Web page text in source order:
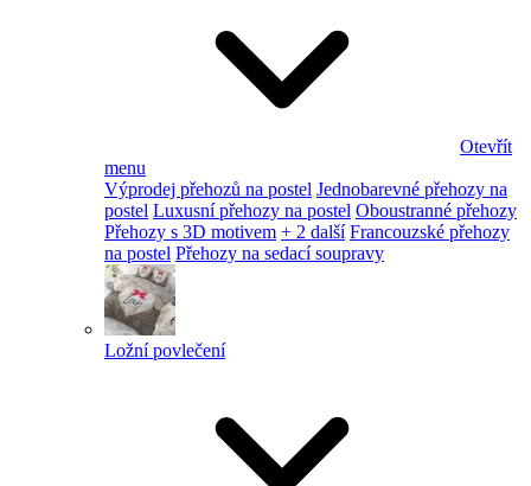
Otevřít
menu
Výprodej přehozů na postel Jednobarevné přehozy na
postel Luxusní přehozy na postel Oboustranné přehozy
Přehozy s 3D motivem + 2 další Francouzské přehozy
na postel Přehozy na sedací soupravy
Ložní povlečení